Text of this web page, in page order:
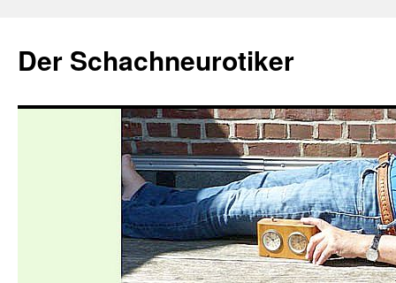
springen
Der Schachneurotiker